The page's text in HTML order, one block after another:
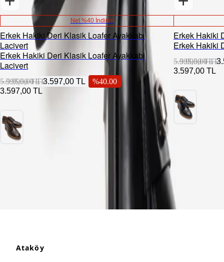
Net %40 İndirim
Erkek Hakiki Deri Klasik Loafer Ayakkabı
Lacivert
Erkek Hakiki Deri Klasik Loafer Ayakkabı
Lacivert
5.995,00 TL 3.597,00 TL %40.00
3.597,00 TL
5.995,00 TL
Erkek Hakiki
Erkek Hakiki
5.995,00 TL
3.597,00 TL
5.995,00 TL
Ataköy